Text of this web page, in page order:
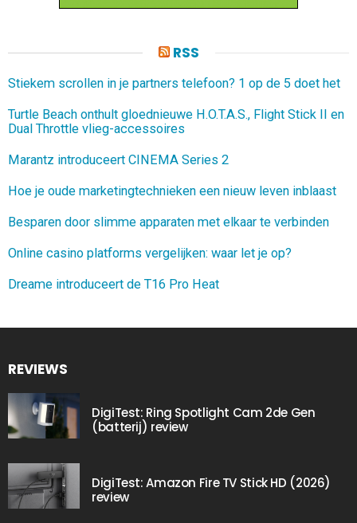
RSS
Stiekem scrollen in je partners telefoon? 1 op de 5 doet het
Turtle Beach onthult gloednieuwe H.O.T.A.S., Flight Stick II en
Dual Throttle vlieg-accessoires
Marantz introduceert CINEMA Series 2
Hoe je oude marketingtechnieken een nieuw leven inblaast
Besparen door slimme apparaten met elkaar te verbinden
Online casino platforms vergelijken: waar let je op?
Dreame introduceert de T16 Pro Heat
REVIEWS
DigiTest: Ring Spotlight Cam 2de Gen
(batterij) review
DigiTest: Amazon Fire TV Stick HD (2026)
review